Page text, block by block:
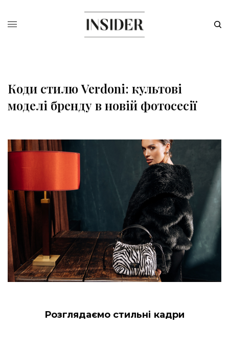
Коди стилю Verdoni: культові
моделі бренду в новій фотосесії
Розглядаємо стильні кадри